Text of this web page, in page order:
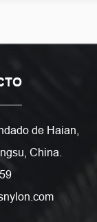
de Haian,
China.